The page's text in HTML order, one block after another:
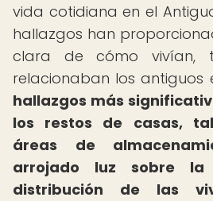
vida cotidiana en el
hallazgos han
clara de cómo vivían,
relacionaban los antiguos
hallazgos más
los restos de casas,
áreas de
arrojado luz sobre la
distribución de las